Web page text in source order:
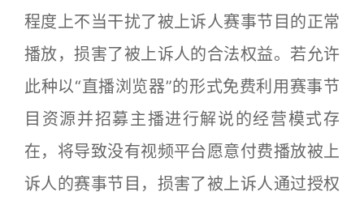
程度上不当干扰了被上诉人赛事节目的正常
播放，损害了被上诉人的合法权益。若允许
此种以“直播浏览器”的形式免费利用赛事节
目资源并招募主播进行解说的经营模式存
在，将导致没有视频平台愿意付费播放被上
诉人的赛事节目，损害了被上诉人通过授权